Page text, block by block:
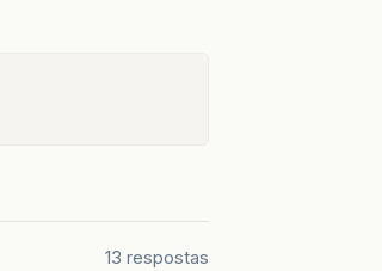
13 respostas